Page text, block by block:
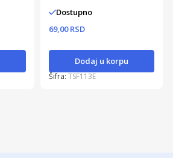
Dostupno
69,00 RSD
Dodaj u korpu
Šifra:TSF113E